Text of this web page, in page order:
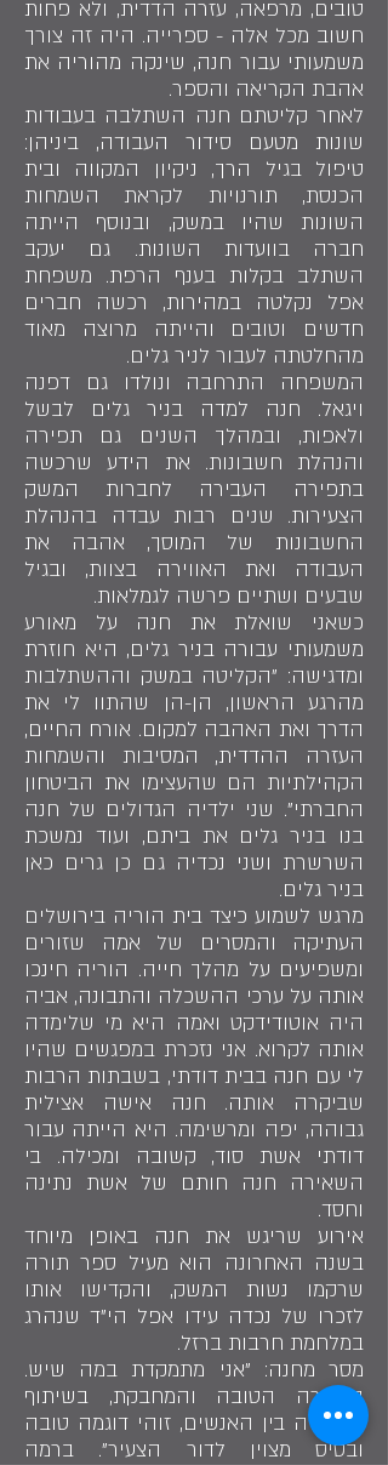
טובים, מרפאה, עזרה הדדית, ולא פחות
חשוב מכל אלה - ספרייה. היה זה צורך
משמעותי עבור חנה, שינקה מהוריה את
אהבת הקריאה והספר.
לאחר קליטתם חנה השתלבה בעבודות
שונות מטעם סידור העבודה, ביניהן:
טיפול בגיל הרך, ניקיון המקווה ובית
הכנסת, תורנויות לקראת השמחות
השונות שהיו במשק, ובנוסף הייתה
חברה בוועדות השונות. גם יעקב
השתלב בקלות בענף הרפת. משפחת
אפל נקלטה במהירות, רכשה חברים
חדשים וטובים והייתה מרוצה מאוד
מהחלטתה לעבור לניר גלים.
המשפחה התרחבה ונולדו גם דפנה
ויגאל. חנה למדה בניר גלים לבשל
ולאפות, ובמהלך השנים גם תפירה
והנהלת חשבונות. את הידע שרכשה
בתפירה העבירה לחברות המשק
הצעירות. שנים רבות עבדה בהנהלת
החשבונות של המוסך, אהבה את
העבודה ואת האווירה בצוות, ובגיל
שבעים ושתיים פרשה לגמלאות.
כשאני שואלת את חנה על מאורע
משמעותי עבורה בניר גלים, היא חוזרת
ומדגישה: "הקליטה במשק וההשתלבות
מהרגע הראשון, הן-הן שהתוו לי את
הדרך ואת האהבה למקום. אורח החיים,
העזרה ההדדית, המסיבות והשמחות
הקהילתיות הם שהעצימו את הביטחון
החברתי". שני ילדיה הגדולים של חנה
בנו בניר גלים את ביתם, ועוד נמשכת
השרשרת ושני נכדיה גם כן גרים כאן
בניר גלים.
מרגש לשמוע כיצד בית הוריה בירושלים
העתיקה והמסרים של אמה שזורים
ומשפיעים על מהלך חייה. הוריה חינכו
אותה על ערכי ההשכלה והתבונה, אביה
היה אוטודידקט ואמה היא מי שלימדה
אותה לקרוא. אני נזכרת במפגשים שהיו
לי עם חנה בבית דודתי, בשבתות הרבות
שביקרה אותה. חנה אישה אצילית
גבוהה, יפה ומרשימה. היא הייתה עבור
דודתי אשת סוד, קשובה ומכילה. בי
השאירה חנה חותם של אשת נתינה
וחסד.
אירוע שריגש את חנה באופן מיוחד
בשנה האחרונה הוא מעיל ספר תורה
שרקמו נשות המשק, והקדישו אותו
לזכרו של נכדה עידו אפל הי"ד שנהרג
במלחמת חרבות ברזל.
מסר מחנה: "אני מתמקדת במה שיש.
באווירה הטובה והמחבקת, בשיתוף
הפעולה בין האנשים, זוהי דוגמה טובה
ובסיס מצוין לדור הצעיר". ברמה